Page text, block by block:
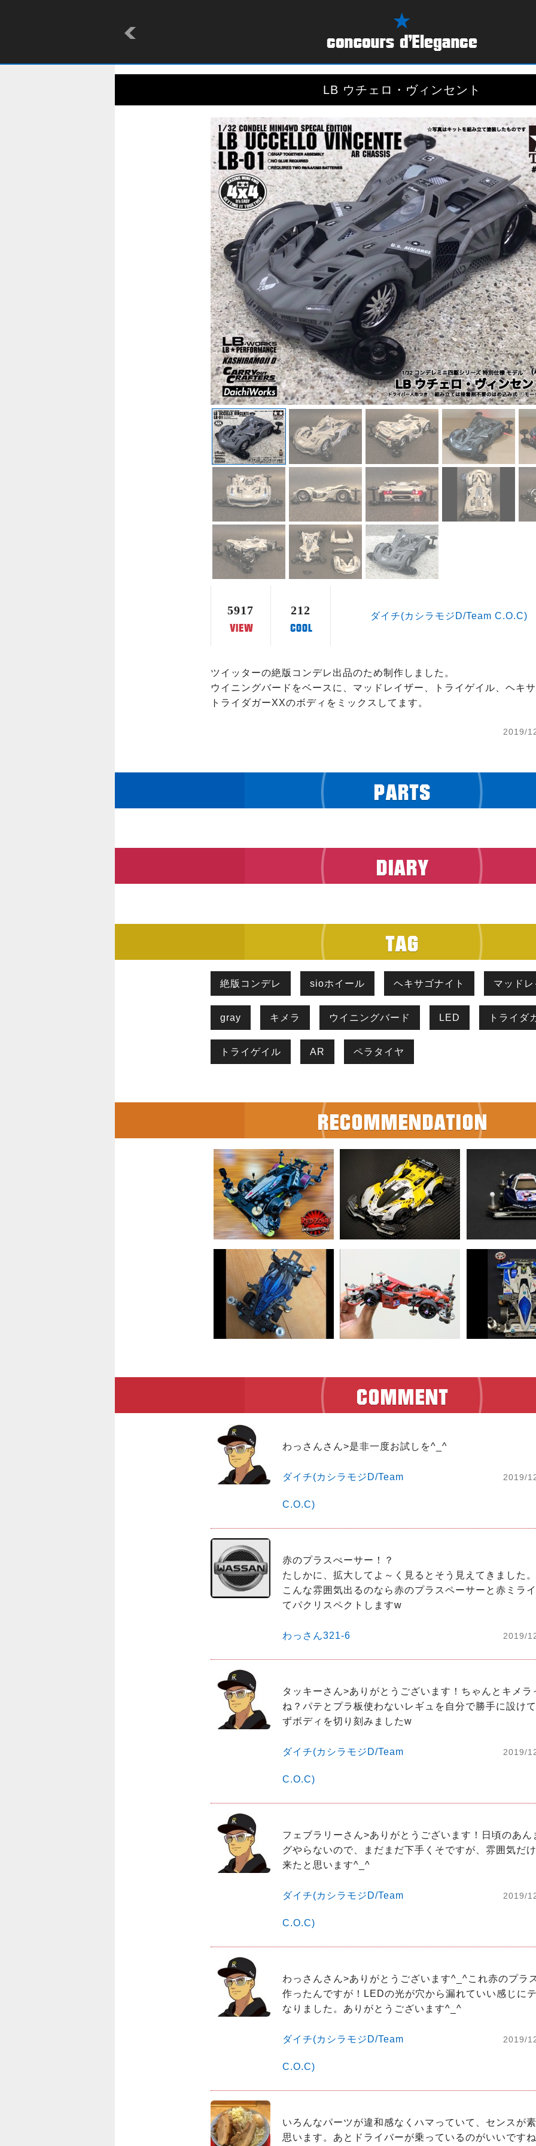
LB ウチェロ・ヴィンセント
5917 212 ダイチ(カシラモジD/Team C.O.C)
ツイッターの絶版コンデレ出品のため制作しました。
ウイニングバードをベースに、マッドレイザー、トライゲイル、ヘキサ
トライダガーXXのボディをミックスしてます。
2019/
絶版コンデレ sioホイール ヘキサゴナイト マッドレ
gray キメラ ウイニングバード LED トライダ
トライゲイル AR ペラタイヤ
わっさんさん>是非一度お試しを^_^
ダイチ(カシラモジD/Team
C.O.C)
2019/
赤のプラスぺーサー！？
たしかに、拡大してよ～く見るとそう見えてきました。
こんな雰囲気出るのなら赤のプラスペーサーと赤ミラ
てパクリスペクトしますw
わっさん321-6 2019/
タッキーさん>ありがとうございます！ちゃんとキメラ
ね？パテとプラ板使わないレギュを自分で勝手に設け
ずボディを切り刻みましたw
ダイチ(カシラモジD/Team
C.O.C)
2019/
フェブラリーさん>ありがとうございます！日頃のあん
グやらないので、まだまだ下手くそですが、雰囲気だ
来たと思います^_^
ダイチ(カシラモジD/Team
C.O.C)
2019/
わっさんさん>ありがとうございます^_^これ赤のプラ
作ったんですが！LEDの光が穴から漏れていい感じに
なりました。ありがとうございます^_^
ダイチ(カシラモジD/Team
C.O.C)
2019/
いろんなパーツが違和感なくハマっていて、センスが
思います。あとドライバーが乗っているのがいいですね